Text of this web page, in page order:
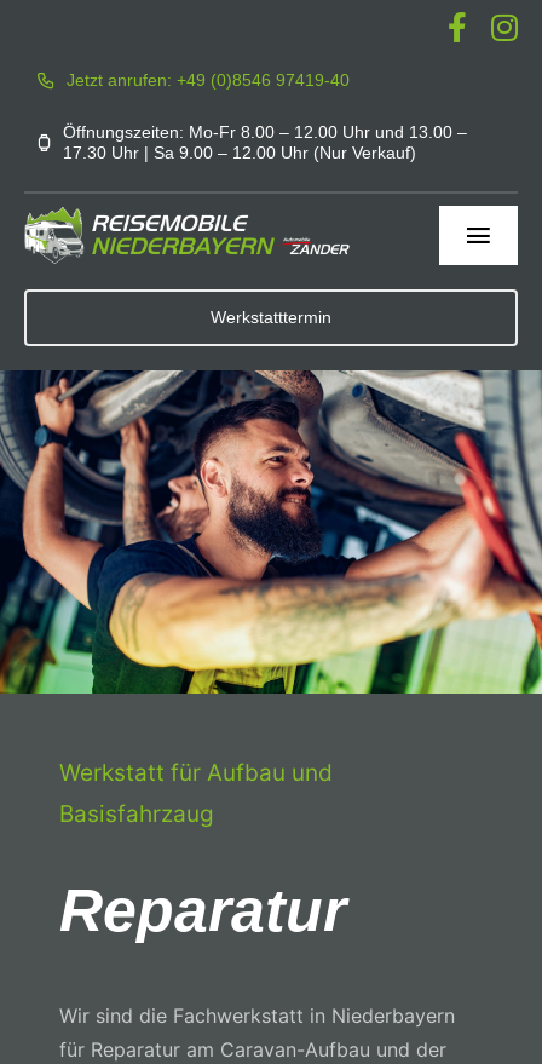
springenJetzt anrufen: +49 (0)8546 97419-40
Öffnungszeiten: Mo-Fr 8.00 – 12.00 Uhr und 13.00 –
17.30 Uhr | Sa 9.00 – 12.00 Uhr (Nur Verkauf)
Werkstatt
Service
Mieten
Zubehör
Lagerfahrzeuge
Carado
Karriere
Werkstatttermin
Werkstatt für Aufbau und
Basisfahrzaug
Reparatur
Wir sind die Fachwerkstatt in Niederbayern
für Reparatur am Caravan-Aufbau und der